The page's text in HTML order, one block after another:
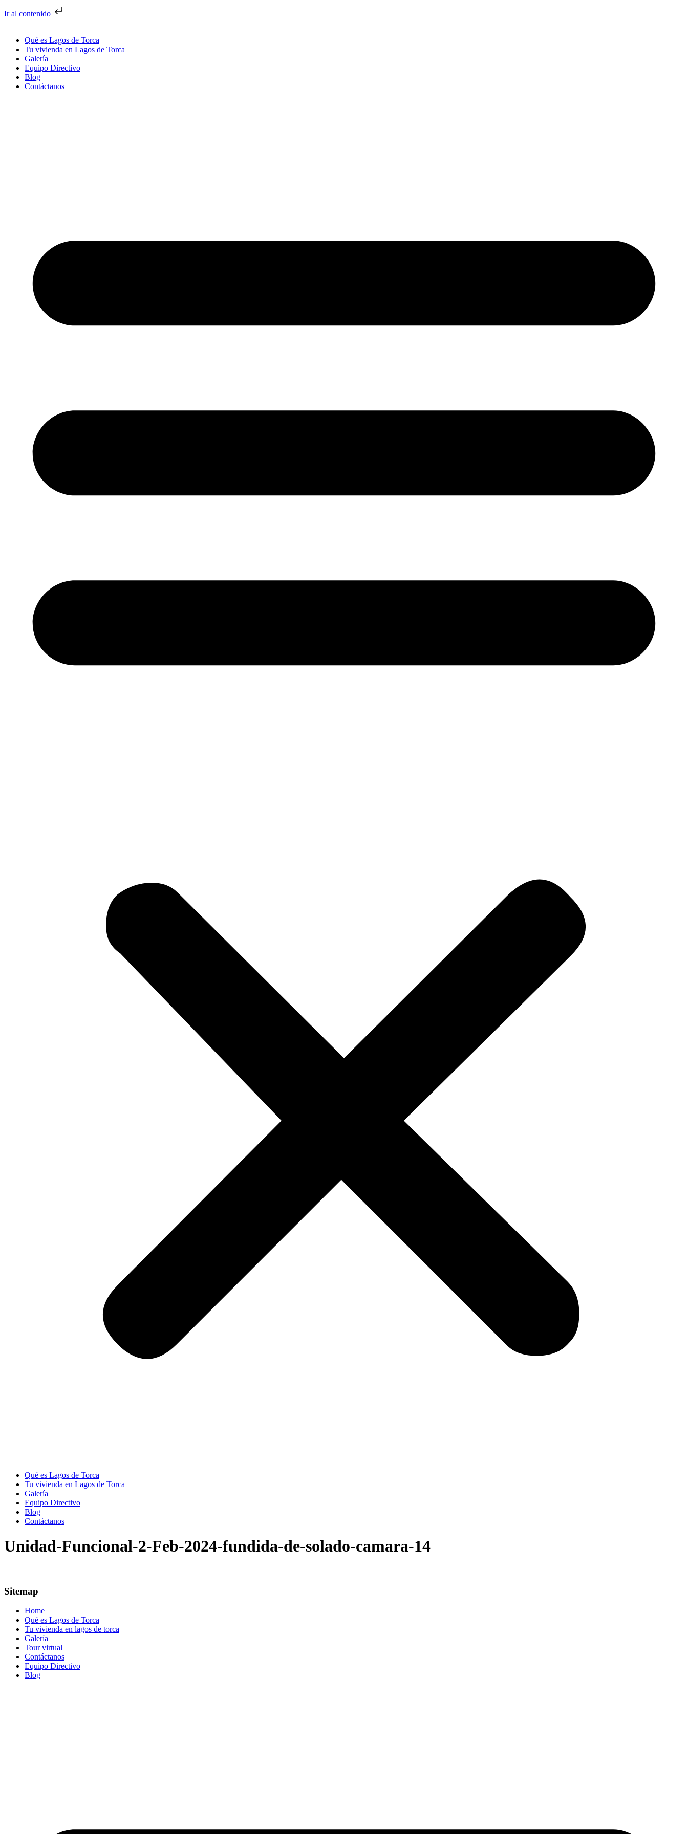
Ir al contenido
Qué es Lagos de Torca
Tu vivienda en Lagos de Torca
Galería
Equipo Directivo
Blog
Contáctanos
Qué es Lagos de Torca
Tu vivienda en Lagos de Torca
Galería
Equipo Directivo
Blog
Contáctanos
Unidad-Funcional-2-Feb-2024-fundida-de-solado-camara-14
Sitemap
Home
Qué es Lagos de Torca
Tu vivienda en lagos de torca
Galería
Tour virtual
Contáctanos
Equipo Directivo
Blog